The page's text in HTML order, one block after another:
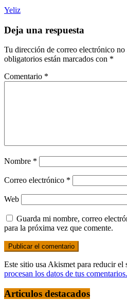
Yeliz
Deja una respuesta
Tu dirección de correo electrónico no
obligatorios están marcados con *
Comentario *
Nombre *
Correo electrónico *
Web
Guarda mi nombre, correo
para la próxima vez que comente.
Este sitio usa Akismet para reducir el
procesan los datos de tus comentarios.
Articulos destacados